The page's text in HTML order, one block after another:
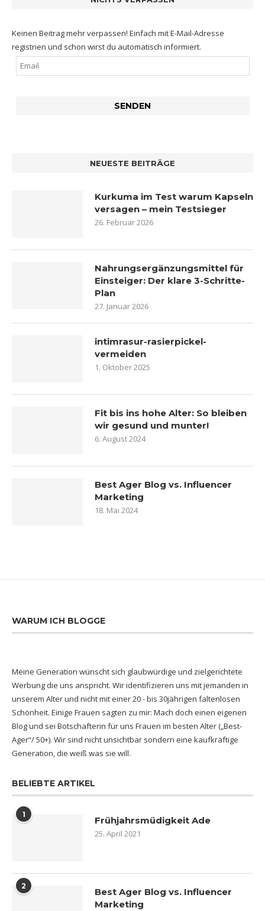
Keinen Beitrag mehr verpassen! Einfach mit E-Mail-Adresse
registrien und schon wirst du automatisch informiert.
NEUESTE BEITRÄGE
Kurkuma im Test warum Kapseln
versagen – mein Testsieger
26. Februar 2026
Nahrungsergänzungsmittel für
Einsteiger: Der klare 3-Schritte-
Plan
27. Januar 2026
intimrasur-rasierpickel-
vermeiden
1. Oktober 2025
Fit bis ins hohe Alter: So bleiben
wir gesund und munter!
6. August 2024
Best Ager Blog vs. Influencer
Marketing
18. Mai 2024
WARUM ICH BLOGGE
Meine Generation wünscht sich glaubwürdige und zielgerichtete
Werbung die uns anspricht. Wir identifizieren uns mit jemanden in
unserem Alter und nicht mit einer 20 - bis 30jährigen faltenlosen
Schönheit. Einige Frauen sagten zu mir: Mach doch einen eigenen
Blog und sei Botschafterin für uns Frauen im besten Alter („Best-
Ager“/ 50+). Wir sind nicht unsichtbar sondern eine kaufkräftige
Generation, die weiß was sie will.
BELIEBTE ARTIKEL
1 Frühjahrsmüdigkeit Ade
25. April 2021
2
Best Ager Blog vs. Influencer
Marketing